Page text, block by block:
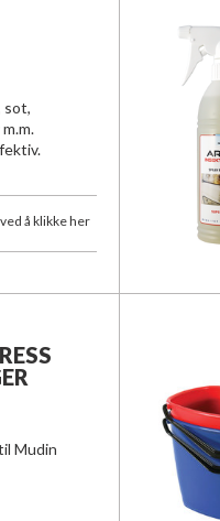
sot,
å klikke her
Mudin